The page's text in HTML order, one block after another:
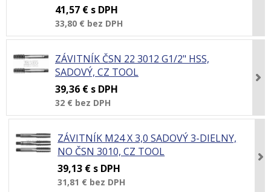
41,57 € s DPH
33,80 € bez DPH
ZÁVITNÍK ČSN 22 3012 G1/2" HSS,
SADOVÝ, CZ TOOL
39,36 € s DPH
32 € bez DPH
ZÁVITNÍK M24 X 3,0 SADOVÝ 3-DIELNY,
NO ČSN 3010, CZ TOOL
39,13 € s DPH
31,81 € bez DPH